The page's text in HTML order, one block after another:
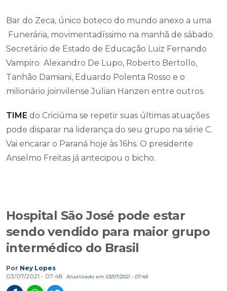
Bar do Zeca, único boteco do mundo anexo a uma
Funerária, movimentadíssimo na manhã de sábado.
Secretário de Estado de Educação Luiz Fernando
Vampiro Alexandro De Lupo, Roberto Bertollo,
Tanhão Damiani, Eduardo Polenta Rosso e o
milionário joinvilense Julian Hanzen entre outros.
TIME do Criciúma se repetir suas últimas atuações
pode disparar na liderança do seu grupo na série C.
Vai encarar o Paraná hoje às 16hs. O presidente
Anselmo Freitas já antecipou o bicho.
Hospital São José pode estar
sendo vendido para maior grupo
intermédico do Brasil
Por Ney Lopes
03/07/2021 - 07:48
Atualizado em 03/07/2021 - 07:48